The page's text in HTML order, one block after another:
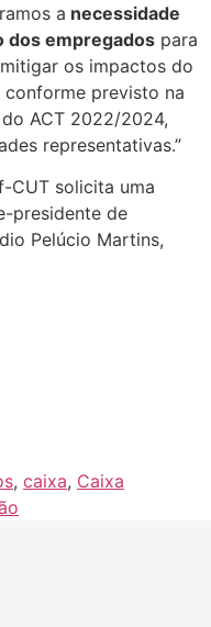
a necessidade
dos empregados para
os impactos do
previsto na
ACT 2022/2024,
representativas.”
CUT solicita uma
presidente de
Pelúcio Martins,
, caixa, Caixa